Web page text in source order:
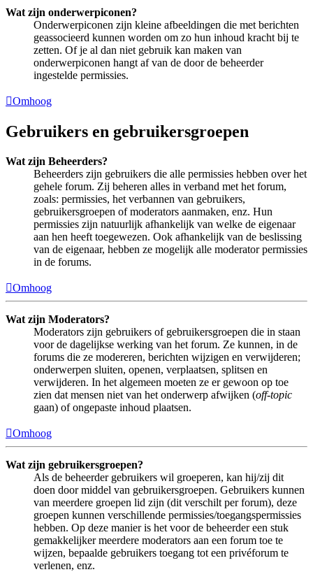
Wat zijn onderwerpiconen?
Onderwerpiconen zijn kleine afbeeldingen die met berichten
geassocieerd kunnen worden om zo hun inhoud kracht bij te
zetten. Of je al dan niet gebruik kan maken van
onderwerpiconen hangt af van de door de beheerder
ingestelde permissies.
Omhoog
Gebruikers en gebruikersgroepen
Wat zijn Beheerders?
Beheerders zijn gebruikers die alle permissies hebben over het
gehele forum. Zij beheren alles in verband met het forum,
zoals: permissies, het verbannen van gebruikers,
gebruikersgroepen of moderators aanmaken, enz. Hun
permissies zijn natuurlijk afhankelijk van welke de eigenaar
aan hen heeft toegewezen. Ook afhankelijk van de beslissing
van de eigenaar, hebben ze mogelijk alle moderator permissies
in de forums.
Omhoog
Wat zijn Moderators?
Moderators zijn gebruikers of gebruikersgroepen die in staan
voor de dagelijkse werking van het forum. Ze kunnen, in de
forums die ze modereren, berichten wijzigen en verwijderen;
onderwerpen sluiten, openen, verplaatsen, splitsen en
verwijderen. In het algemeen moeten ze er gewoon op toe
zien dat mensen niet van het onderwerp afwijken (off-topic
gaan) of ongepaste inhoud plaatsen.
Omhoog
Wat zijn gebruikersgroepen?
Als de beheerder gebruikers wil groeperen, kan hij/zij dit
doen door middel van gebruikersgroepen. Gebruikers kunnen
van meerdere groepen lid zijn (dit verschilt per forum), deze
groepen kunnen verschillende permissies/toegangspermissies
hebben. Op deze manier is het voor de beheerder een stuk
gemakkelijker meerdere moderators aan een forum toe te
wijzen, bepaalde gebruikers toegang tot een privéforum te
verlenen, enz.